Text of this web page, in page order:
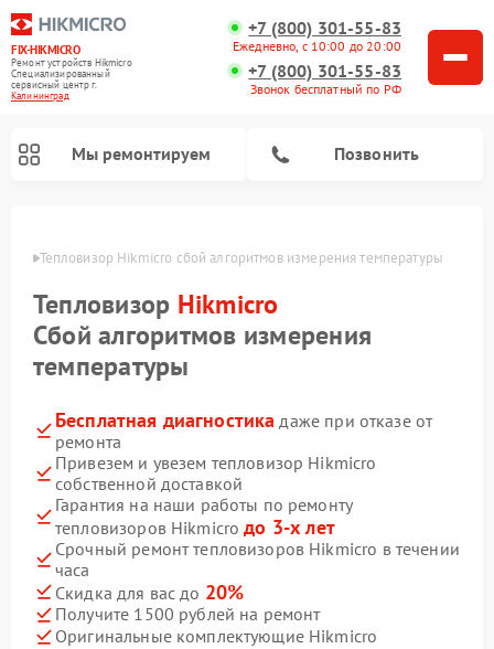
FIX-HIKMICRO
Ремонт устройств Hikmicro
Специализированный
cервисный центр г.
Калининград
+7 (800) 301-55-83
Ежедневно, с 10:00 до 20:00
+7 (800) 301-55-83
Звонок бесплатный по РФ
Мы ремонтируем Позвонить
Тепловизор Hikmicro сбой алгоритмов измерения температуры
Тепловизор Hikmicro
Сбой алгоритмов измерения
температуры
Бесплатная диагностика даже при отказе от
ремонта
Привезем и увезем тепловизор Hikmicro
собственной доставкой
Гарантия на наши работы по ремонту
тепловизоров Hikmicroдо 3-х лет
Срочный ремонт тепловизоров Hikmicro в течении
часа
Скидка для вас до 20%
Получите 1500 рублей на ремонт
Оригинальные комплектующие Hikmicro